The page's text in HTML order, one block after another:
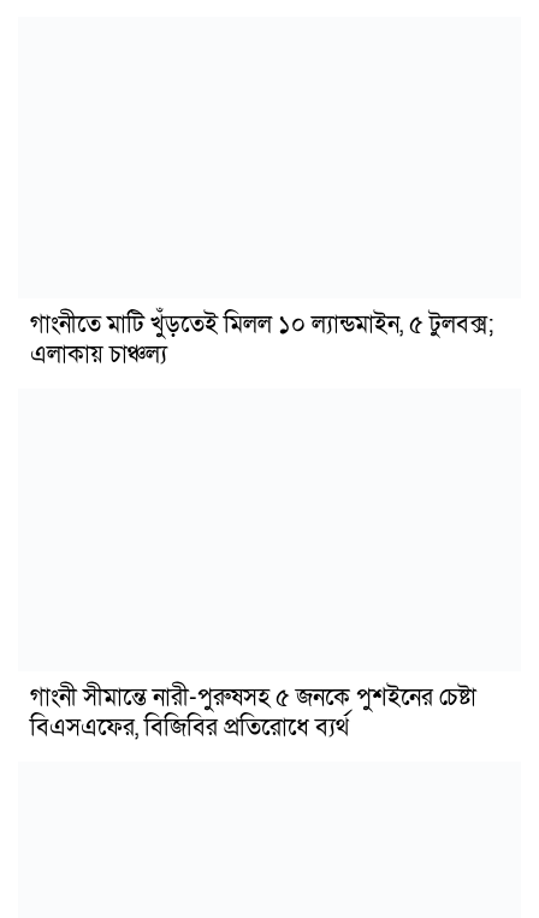
গাংনীতে মাটি খুঁড়তেই মিলল ১০ ল্যান্ডমাইন, ৫ টুলবক্স;
এলাকায় চাঞ্চল্য
গাংনী সীমান্তে নারী-পুরুষসহ ৫ জনকে পুশইনের চেষ্টা
বিএসএফের, বিজিবির প্রতিরোধে ব্যর্থ